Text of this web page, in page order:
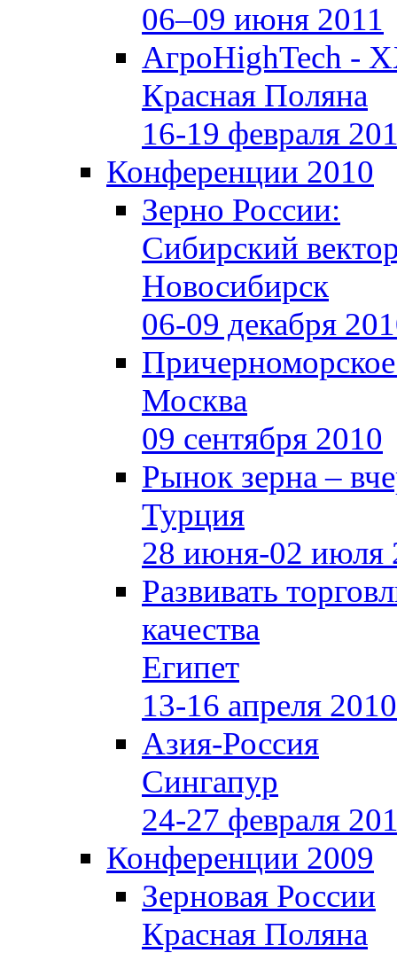
06–09 июня 2011
АгроHighTech -
Красная Поляна
16-19 февраля
Конференции 2010
Зерно России:
Сибирский
Новосибирск
06-09 декабря
Москва
09 сентября 2010
Рынок зерна –
Турция
28 июня-02 июля
Развивать
качества
Египет
13-16 апреля 2010
Азия-Россия
Сингапур
24-27 февраля
Конференции 2009
Зерновая России
Красная Поляна